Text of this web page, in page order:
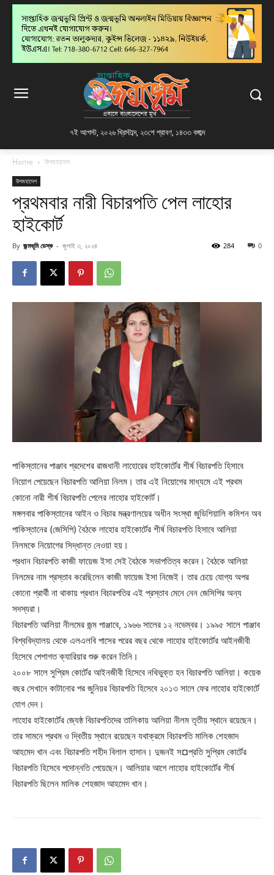
৭ই আগস্ট, ২০২৬ খ্রিস্টাব্দ, ২৩শে শ্রাবণ, ১৪৩৩ বঙ্গাব্দ
Home উপমহাদেশ
উপমহাদেশ
প্রথমবার নারী বিচারপতি পেল লাহোর
হাইকোর্ট
By জন্মভূমি ডেস্ক - জুলাই ৩, ২০২৪ 0
284
পাকিস্তানের পাঞ্জাব প্রদেশের রাজধানী লাহোরের হাইকোর্টের শীর্ষ বিচারপতি হিসাবে
নিয়োগ পেয়েছেন বিচারপতি আলিয়া নিলম। তার এই নিয়োগের মাধ্যমে এই প্রথম
কোনো নারী শীর্ষ বিচারপতি পেলের লাহোর হাইকোর্ট।
মঙ্গলবার পাকিস্তানের আইন ও বিচার মন্ত্রণালয়ের অধীন সংস্থা জুডিশিয়ালি কমিশন অব
পাকিস্তানের (জেসিপি) বৈঠকে লাহোর হাইকোর্টের শীর্ষ বিচারপতি হিসাবে আলিয়া
নিলমকে নিয়োগের সিদ্ধান্ত নেওয়া হয়।
প্রধান বিচারপতি কাজী ফায়েজ ইসা সেই বৈঠকে সভাপতিত্ব করেন। বৈঠকে আলিয়া
নিলমের নাম প্রস্তাব করেছিলেন কাজী ফায়েজ ইসা নিজেই। তার চেয়ে যোগ্য অপর
কোনো প্রার্থী না থাকায় প্রধান বিচারপতির এই প্রস্তাব মেনে নেন জেসিপির অন্য
সদস্যরা।
বিচারপতি আলিয়া নীলমের জন্ম পাঞ্জাবে, ১৯৬৬ সালের ১২ নভেম্বর। ১৯৯৫ সালে পাঞ্জাব
বিশ্ববিদ্যালয় থেকে এলএলবি পাসের পরের বছর থেকে লাহোর হাইকোর্টের আইনজীবী
হিসেবে পেশাগত ক্যারিয়ার শুরু করেন তিনি।
২০০৮ সালে সুপ্রিম কোর্টের আইনজীবী হিসেবে নথিভুক্ত হন বিচারপতি আলিয়া। কয়েক
বছর সেখানে কাটানোর পর জুনিয়র বিচারপতি হিসেবে ২০১৩ সালে ফের লাহোর হাইকোর্টে
যোগ দেন।
লাহোর হাইকোর্টের জ্যেষ্ঠ বিচারপতিদের তালিকায় আলিয়া নীলম তৃতীয় স্থানে রয়েছেন।
তার সামনে প্রথম ও দ্বিতীয় স্থানে রয়েছেন যথাক্রমে বিচারপতি মালিক শেহজাদ
আহমেদ খান এবং বিচারপতি শহীদ বিলাল হাসান। দুজনই স¤প্রতি সুপ্রিম কোর্টের
বিচারপতি হিসেবে পদোন্নতি পেয়েছেন। আলিয়ার আগে লাহোর হাইকোর্টের শীর্ষ
বিচারপতি ছিলেন মালিক শেহজাদ আহমেদ খান।